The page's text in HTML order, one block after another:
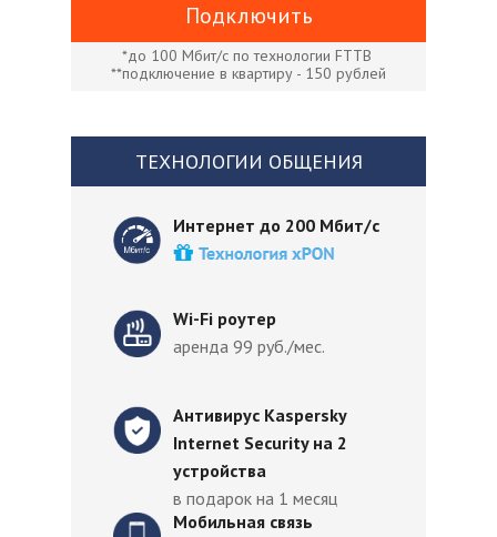
Интернет до 200 Мбит/с
Wi-Fi роутер
аренда 99 руб./мес.
ТЕХНОЛОГИИ ОБЩЕНИЯ
Мобильная связь
Антивирус Kaspersky
Internet Security на 2
устройства
в подарок на 1 месяц
*до 100 Мбит/с по технологии FTTB
**подключение в квартиру - 150 рублей
Подключить